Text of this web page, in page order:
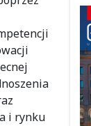
i rynku